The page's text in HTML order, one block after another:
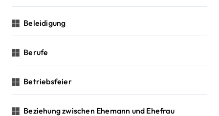
Beleidigung
Berufe
Betriebsfeier
Beziehung zwischen Ehemann und Ehefrau